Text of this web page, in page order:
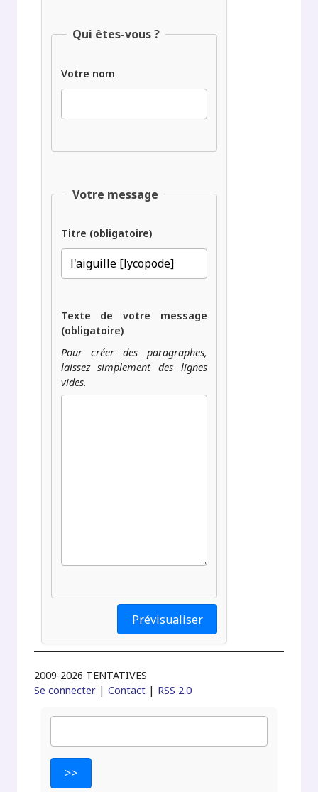
Qui êtes-vous ?
Votre nom
Votre message
Titre (obligatoire)
Texte de votre message
(obligatoire)
Pour créer des paragraphes,
laissez simplement des lignes
vides.
2009-2026 TENTATIVES
Se connecter |Contact | RSS 2.0